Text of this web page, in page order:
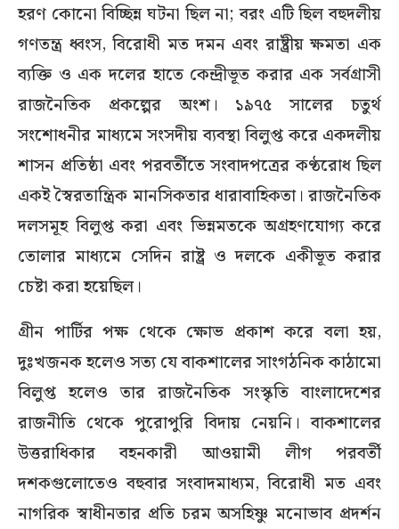
হরণ কোনো বিচ্ছিন্ন ঘটনা ছিল না; বরং এটি ছিল বহুদলীয়
গণতন্ত্র ধ্বংস, বিরোধী মত দমন এবং রাষ্ট্রীয় ক্ষমতা এক
ব্যক্তি ও এক দলের হাতে কেন্দ্রীভূত করার এক সর্বগ্রাসী
রাজনৈতিক প্রকল্পের অংশ। ১৯৭৫ সালের চতুর্থ
সংশোধনীর মাধ্যমে সংসদীয় ব্যবস্থা বিলুপ্ত করে একদলীয়
শাসন প্রতিষ্ঠা এবং পরবর্তীতে সংবাদপত্রের কণ্ঠরোধ ছিল
একই স্বৈরতান্ত্রিক মানসিকতার ধারাবাহিকতা। রাজনৈতিক
দলসমূহ বিলুপ্ত করা এবং ভিন্নমতকে অগ্রহণযোগ্য করে
তোলার মাধ্যমে সেদিন রাষ্ট্র ও দলকে একীভূত করার
চেষ্টা করা হয়েছিল।
গ্রীন পার্টির পক্ষ থেকে ক্ষোভ প্রকাশ করে বলা হয়,
দুঃখজনক হলেও সত্য যে বাকশালের সাংগঠনিক কাঠামো
বিলুপ্ত হলেও তার রাজনৈতিক সংস্কৃতি বাংলাদেশের
রাজনীতি থেকে পুরোপুরি বিদায় নেয়নি। বাকশালের
উত্তরাধিকার বহনকারী আওয়ামী লীগ পরবর্তী
দশকগুলোতেও বহুবার সংবাদমাধ্যম, বিরোধী মত এবং
নাগরিক স্বাধীনতার প্রতি চরম অসহিষ্ণু মনোভাব প্রদর্শন